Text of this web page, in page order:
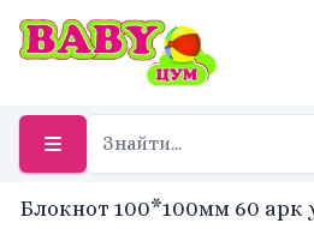
Блокнот 100*100мм 60 арк